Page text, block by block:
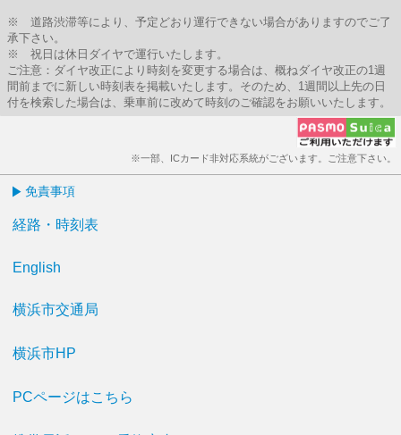
※ 道路渋滞等により、予定どおり運行できない場合がありますのでご了
承下さい。
※ 祝日は休日ダイヤで運行いたします。
ご注意：ダイヤ改正により時刻を変更する場合は、概ねダイヤ改正の1週
間前までに新しい時刻表を掲載いたします。そのため、1週間以上先の日
付を検索した場合は、乗車前に改めて時刻のご確認をお願いいたします。
※一部、ICカード非対応系統がございます。ご注意下さい。
免責事項
経路・時刻表
English
横浜市交通局
横浜市HP
PCページはこちら